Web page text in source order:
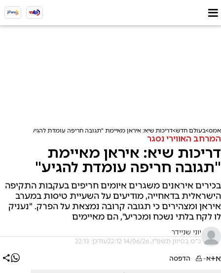
אמס בעולם חדש דריכות שיא: איראן מאיימת "תגובה חריפה עומדת להגיע"
המרחב האווירי נסגר
דריכות שיא: איראן מאיימת
"תגובה חריפה עומדת להגיע"
בכירים איראנים משגרים איומים חריפים בעקבות התקיפה
הישראלית בדאחייה, מודיעים על השעיית טיסות במערב
איראן ומצהירים כי תגובה קרובה נמצאת על הפרק. "נעניק
לו לקח בלתי נשכח ומכריע", הם מאיימים
יוני שניידר
כ"ט בסיוון תשפ"ו, 14/06/26 22:12 עודכן: 22:13
א+א- הדפסה